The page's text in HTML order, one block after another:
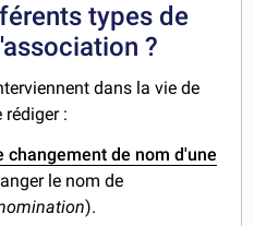
types de
?
dans la vie de
:
changement de nom d'une
le nom de
).